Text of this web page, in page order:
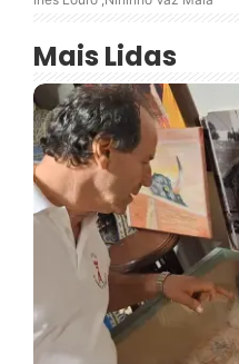
Mais Lidas